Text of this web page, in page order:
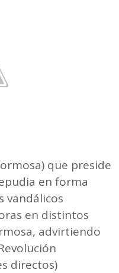
que preside
en forma
vandálicos
en distintos
advirtiendo
directos)